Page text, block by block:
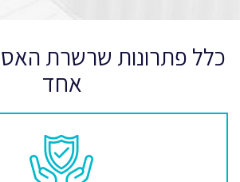
כלל פתרונות שרשרת
אחד